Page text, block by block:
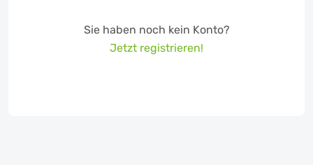
Sie haben noch kein Konto?
Jetzt registrieren!